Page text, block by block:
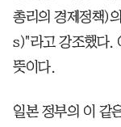
총리의 경제정책)
s)"라고 강조했다.
뜻이다.
일본 정부의 이 같